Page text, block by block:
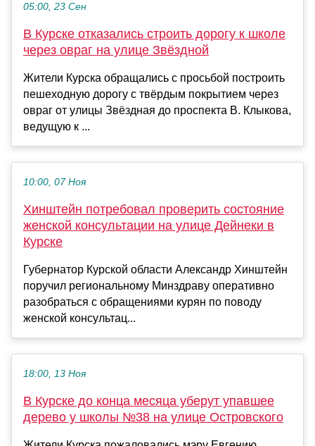
05:00, 23 Сен
В Курске отказались строить дорогу к школе
через овраг на улице Звёздной
Жители Курска обращались с просьбой построить
пешеходную дорогу с твёрдым покрытием через
овраг от улицы Звёздная до проспекта В. Клыкова,
ведущую к ...
10:00, 07 Ноя
Хинштейн потребовал проверить состояние
женской консультации на улице Дейнеки в
Курске
Губернатор Курской области Александр Хинштейн
поручил региональному Минздраву оперативно
разобраться с обращениями курян по поводу
женской консультац...
18:00, 13 Ноя
В Курске до конца месяца уберут упавшее
дерево у школы №38 на улице Островского